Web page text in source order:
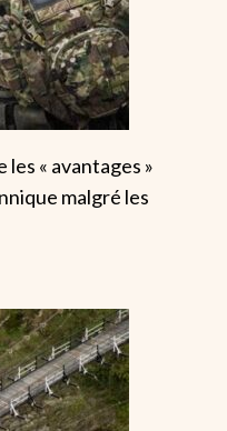
« avantages »
malgré les